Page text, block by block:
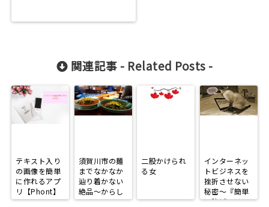
関連記事 - Related Posts -
テキスト入り
の画像を簡単
に作れるアプ
リ【Phont】
須賀川市の麺
までなかなか
辿り着かない
絶品～からし
みそラーメン
二股かけられ
る女
インターネッ
トビジネスを
挫折させない
秘密～『簡単
に稼げるは